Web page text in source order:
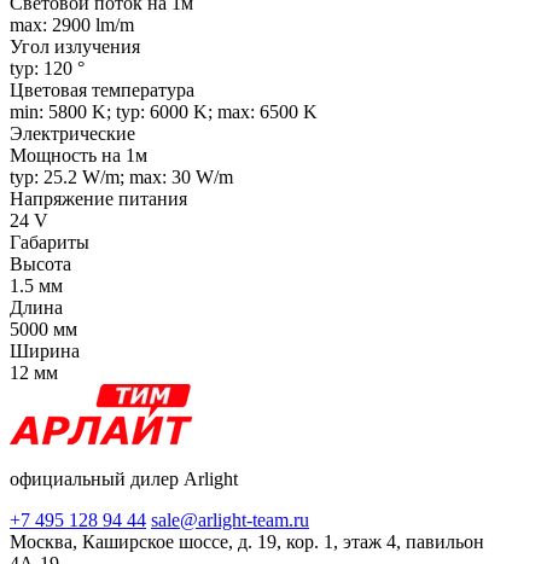
max: 2900 lm/m
Угол излучения
typ: 120 °
Цветовая температура
min: 5800 K; typ: 6000 K; max: 6500 K
Электрические
Мощность на 1м
typ: 25.2 W/m; max: 30 W/m
Напряжение питания
24 V
Габариты
Высота
1.5 мм
Длина
5000 мм
Ширина
12 мм
официальный дилер Arlight
+7 495 128 94 44 sale@arlight-team.ru
Москва, Каширское шоссе, д. 19, кор. 1, этаж 4, павильон